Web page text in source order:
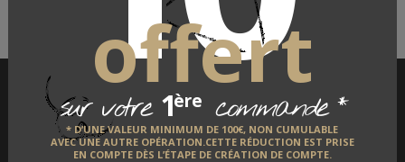
offert
sur votre 1ère commande*
* D’UNE VALEUR MINIMUM DE 100€, NON CUMULABLE
AVEC UNE AUTRE OPÉRATION.CETTE RÉDUCTION EST PRISE
EN COMPTE DÈS L’ÉTAPE DE CRÉATION DE COMPTE.